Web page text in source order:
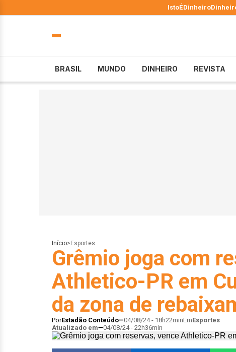
IstoÉDinheiro
BRASIL MUNDO DINHEIRO REVISTA
Início> Esportes
Grêmio joga com
Athletico-PR em
da zona de
PorEstadão Conteúdo 04/08/24 - 18h22minEmEsportes
Atualizado em
04/08/24 - 22h36min